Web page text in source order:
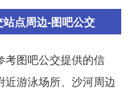
点周边-图吧公交
考图吧公交提供的信
游泳场所、沙河周边